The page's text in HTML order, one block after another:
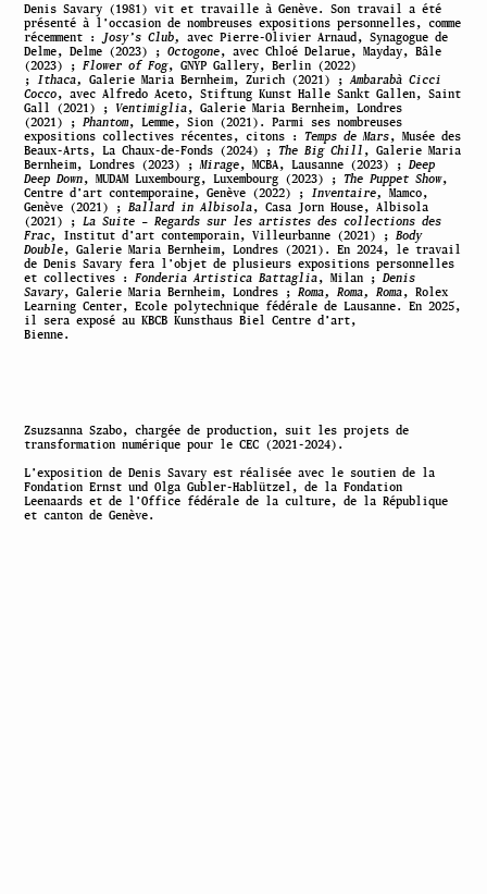
Denis Savary (1981) vit et travaille à Genève. Son travail a été
présenté à l’occasion de nombreuses expositions personnelles, comme
récemment :
Josy’s Club,
avec Pierre-Olivier Arnaud, Synagogue de
Delme, Delme (2023) ;
Octogone, avec Chloé Delarue, Mayday, Bâle
(2023) ;
Flower of Fog, GNYP Gallery, Berlin (2022)
;
Ithaca,Galerie Maria Bernheim, Zurich (2021) ;Ambarabà Cicci
Cocco, avec Alfredo Aceto, Stiftung Kunst Halle Sankt Gallen, Saint
Gall (2021) ; Ventimiglia, Galerie Maria Bernheim, Londres
(2021) ; Phantom, Lemme, Sion (2021). Parmi ses nombreuses
expositions collectives récentes, citons : Temps de Mars, Musée des
Beaux-Arts, La Chaux-de-Fonds (2024) ; The Big Chill , Galerie Maria
Bernheim, Londres (2023) ;Mirage, MCBA, Lausanne (2023) ;Deep
Deep Down, MUDAM Luxembourg, Luxembourg (2023) ; The Puppet Show,
Centre d’art contemporaine, Genève (2022) ;
Inventaire,Mamco,
Genève (2021) ;Ballard in Albisola, Casa Jorn House, Albisola
(2021) ; La Suite – Regards sur les artistes des collections des
Frac,
Institut d’art contemporain, Villeurbanne (2021) ;Body
Double, Galerie Maria Bernheim, Londres (2021). En 2024, le travail
de Denis Savary fera l’objet de plusieurs expositions personnelles
et collectives :Fonderia Artistica Battaglia, Milan ;
Denis
Savary, Galerie Maria Bernheim, Londres ;Roma, Roma, Roma, Rolex
Learning Center, Ecole polytechnique fédérale de Lausanne. En 2025,
il sera exposé au KBCB Kunsthaus Biel Centre d’art,
Bienne.
Zsuzsanna Szabo, chargée de production, suit les projets de
transformation numérique pour le CEC (2021-2024).
L’exposition de Denis Savary est réalisée avec le soutien de la
Fondation Ernst und Olga Gubler-Hablützel, de la Fondation
Leenaards et de l’Office fédérale de la culture, de la République
et canton de Genève.